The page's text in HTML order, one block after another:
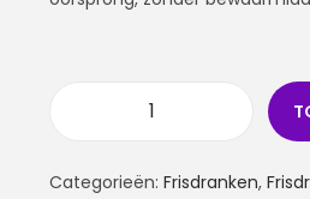
Categorieën: Frisdranken,